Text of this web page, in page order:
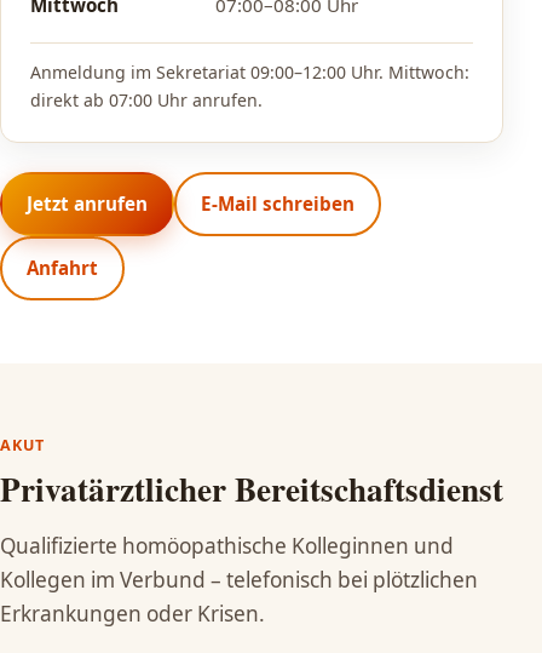
Anmeldung im Sekretariat 09:00–12:00 Uhr. Mittwoch:
direkt ab 07:00 Uhr anrufen.
Jetzt anrufen E-Mail schreiben
Anfahrt
AKUT
Privatärztlicher Bereitschaftsdienst
Qualifizierte homöopathische Kolleginnen und
Kollegen im Verbund – telefonisch bei plötzlichen
Erkrankungen oder Krisen.